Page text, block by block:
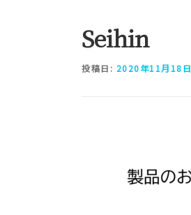
Seihin
投稿日: 2020年11月18日